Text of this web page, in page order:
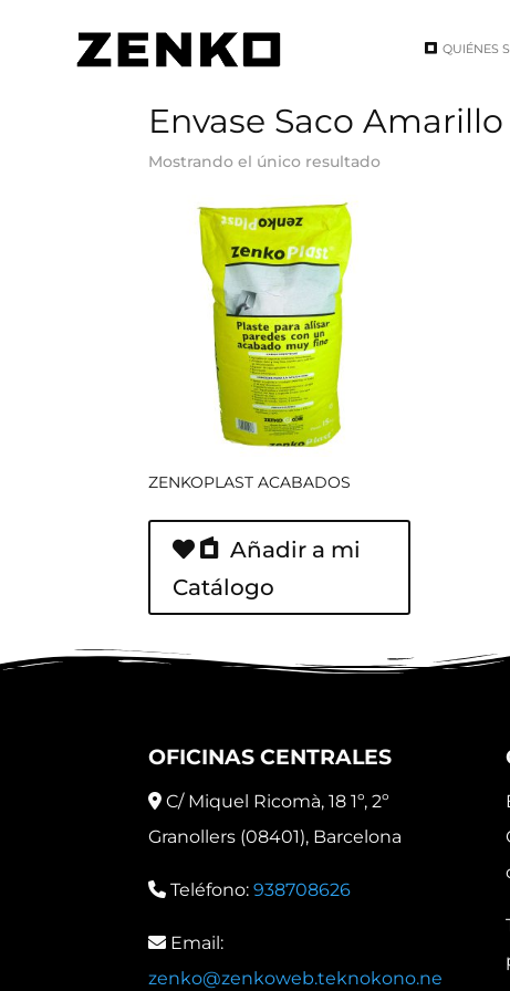
QUIÉNES
Envase Saco Amarillo
Mostrando el único resultado
ZENKOPLAST ACABADOS
Añadir a mi
Catálogo
OFICINAS CENTRALES
C/ Miquel Ricomà, 18 1º, 2º
Granollers (08401), Barcelona
Teléfono: 938708626
Email:
zenko@zenkoweb.teknokono.ne